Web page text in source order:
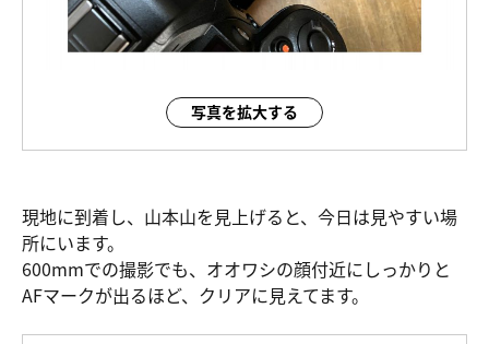
写真を拡大する
現地に到着し、山本山を見上げると、今日は見やすい場
所にいます。
600mmでの撮影でも、オオワシの顔付近にしっかりと
AFマークが出るほど、クリアに見えてます。